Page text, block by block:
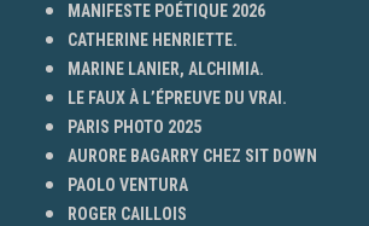
MANIFESTE POÉTIQUE 2026
CATHERINE HENRIETTE.
MARINE LANIER, ALCHIMIA.
LE FAUX À L’ÉPREUVE DU VRAI.
PARIS PHOTO 2025
AURORE BAGARRY CHEZ SIT DOWN
PAOLO VENTURA
ROGER CAILLOIS